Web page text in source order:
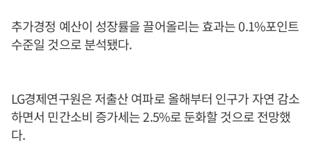
추가경정 예산이 성장률을 끌어올리는 효과는 0.1%포인트
수준일 것으로 분석됐다.
LG경제연구원은 저출산 여파로 올해부터 인구가 자연 감소
하면서 민간소비 증가세는 2.5%로 둔화할 것으로 전망했
다.